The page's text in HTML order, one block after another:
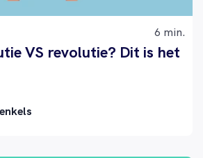
6 min.
VS revolutie? Dit is het